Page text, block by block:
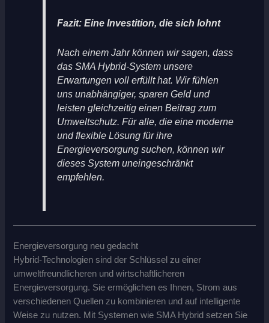
Fazit: Eine Investition, die sich lohnt
Nach einem Jahr können wir sagen, dass
das SMA Hybrid-System unsere
Erwartungen voll erfüllt hat. Wir fühlen
uns unabhängiger, sparen Geld und
leisten gleichzeitig einen Beitrag zum
Umweltschutz. Für alle, die eine moderne
und flexible Lösung für ihre
Energieversorgung suchen, können wir
dieses System uneingeschränkt
empfehlen.
Energieversorgung neu gedacht
Hybrid-Technologien sind der Schlüssel zu einer
umweltfreundlicheren und wirtschaftlicheren
Energieversorgung. Sie ermöglichen es Ihnen, Strom aus
verschiedenen Quellen zu kombinieren und auf intelligente
Weise zu nutzen. Mit Systemen wie SMA Hybrid setzen Sie